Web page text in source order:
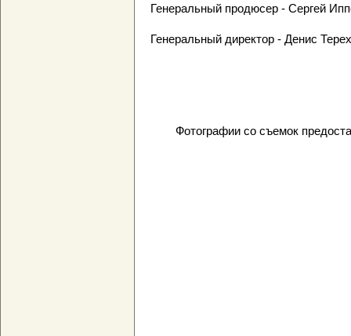
Генеральный продюсер - Сергей
Генеральный директор - Денис
Фотографии со съемок